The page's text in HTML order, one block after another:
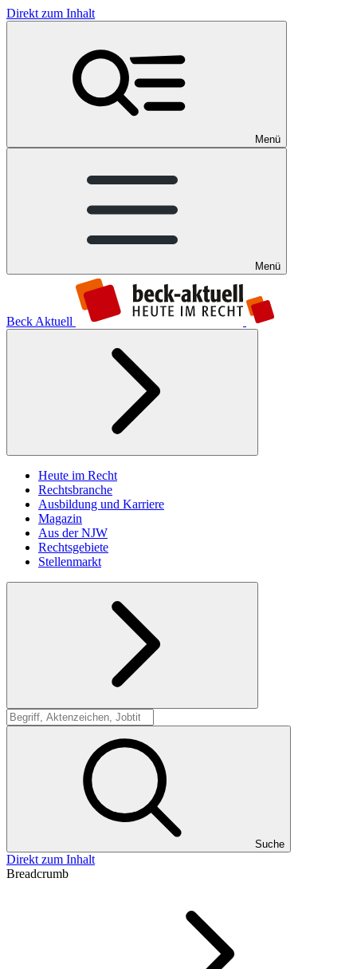
Direkt zum Inhalt
Menü
Menü
Beck Aktuell
Heute im Recht
Rechtsbranche
Ausbildung und Karriere
Magazin
Aus der NJW
Rechtsgebiete
Stellenmarkt
Suche
Suche
Direkt zum Inhalt
Breadcrumb